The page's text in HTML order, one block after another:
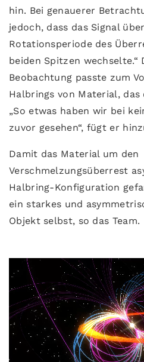
hin. Bei genauerer
jedoch, dass das Signal
Rotationsperiode des
beiden Spitzen wechselte.“
Beobachtung passte zum
Halbrings von Material,
„So etwas haben wir bei
zuvor gesehen“, fügt er
Damit das Material um den
Verschmelzungsüberrest
Halbring-Konfiguration
ein starkes und
Objekt selbst, so das Team.